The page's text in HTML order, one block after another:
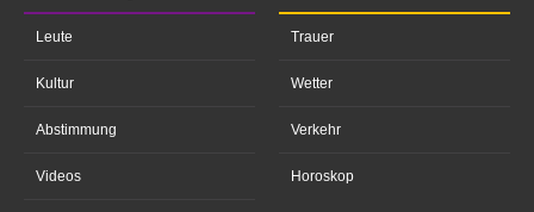
Leute
Kultur
Abstimmung
Videos
Trauer
Wetter
Verkehr
Horoskop